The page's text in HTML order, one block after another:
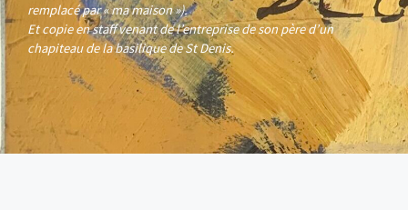
remplacé par « ma maison »).
Et copie en staff venant de l’entreprise de son père d’un
chapiteau de la basilique de St Denis.